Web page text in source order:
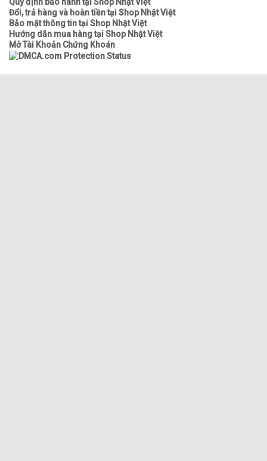
Đổi, trả hàng và hoàn tiền tại Shop Nhật Việt
Bảo mật thông tin tại Shop Nhật Việt
Hướng dẫn mua hàng tại Shop Nhật Việt
Mở Tài Khoản Chứng Khoán